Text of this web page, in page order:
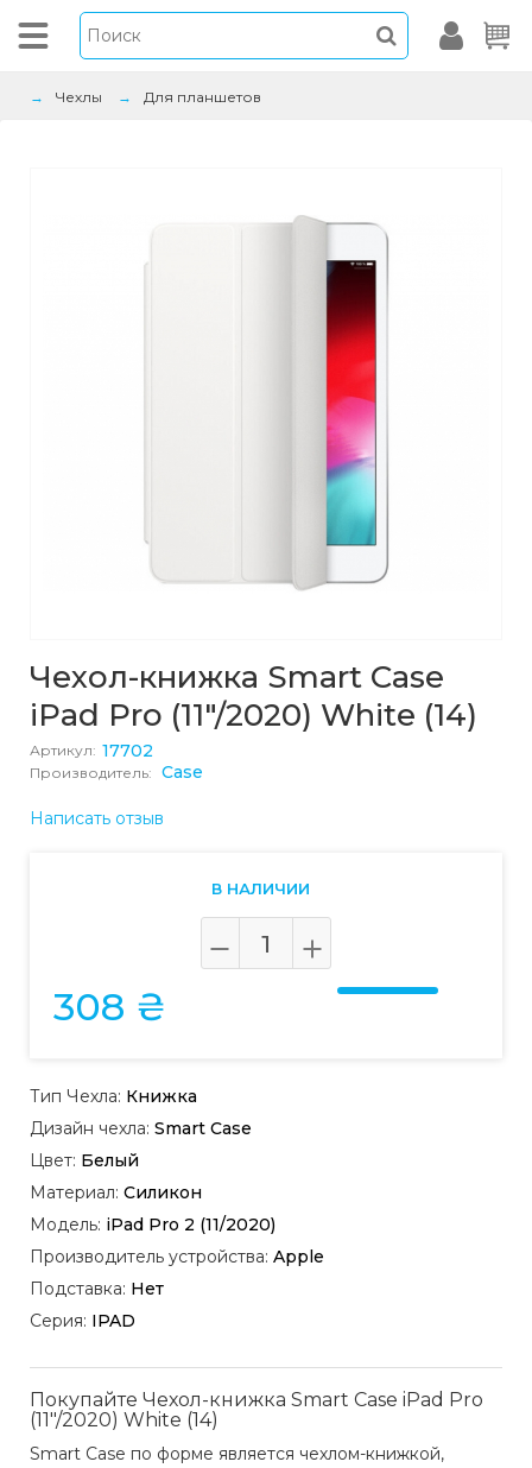
Чехлы Для планшетов
Чехол-книжка Smart Case
iPad Pro (11"/2020) White (14)
Артикул: 17702
Производитель: Case
Написать отзыв
В НАЛИЧИИ
308 ₴
Тип Чехла: Книжка
Дизайн чехла: Smart Case
Цвет: Белый
Материал: Силикон
Модель: iPad Pro 2 (11/2020)
Производитель устройства: Apple
Подставка: Нет
Серия: IPAD
Покупайте Чехол-книжка Smart Case iPad Pro
(11"/2020) White (14)
Smart Case по форме является чехлом-книжкой,